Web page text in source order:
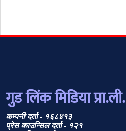
गुड लिंक मिडिया प्रा.ली.
कम्पनी दर्ता - १६८४१३
प्रेस काउन्सिल दर्ता - १२१